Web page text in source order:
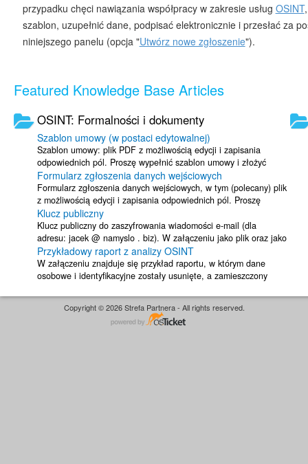
przypadku chęci nawiązania współpracy w zakresie usług OSINT
szablon, uzupełnić dane, podpisać elektronicznie i przesłać za
niniejszego panelu (opcja "Utwórz nowe zgłoszenie").
Featured Knowledge Base Articles
OSINT: Formalności i dokumenty
Szablon umowy (w postaci edytowalnej)
Szablon umowy: plik PDF z możliwością edycji i zapisania
odpowiednich pól. Proszę wypełnić szablon umowy i złożyć
podpis osoby ...
Formularz zgłoszenia danych wejściowych
Formularz zgłoszenia danych wejściowych, w tym (polecany) plik
z możliwością edycji i zapisania odpowiednich pól. Proszę
wypełnić ...
Klucz publiczny
Klucz publiczny do zaszyfrowania wiadomości e-mail (dla
adresu: jacek @ namyslo . biz). W załączeniu jako plik oraz jako
kod: -----BEGIN PGP ...
Przykładowy raport z analizy OSINT
W załączeniu znajduje się przykład raportu, w którym dane
osobowe i identyfikacyjne zostały usunięte, a zamieszczony
Copyright © 2026 Strefa Partnera - All rights reserved.